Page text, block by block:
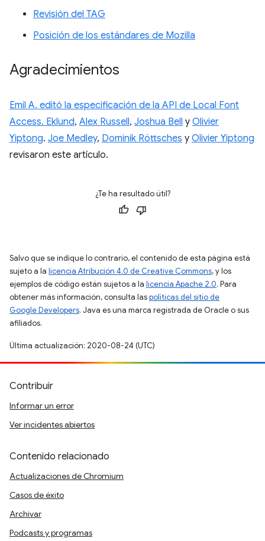
Revisión del TAG
Posición de los estándares de Mozilla
Agradecimientos
Emil A. editó la especificación de la API de Local Font
Access. Eklund, Alex Russell, Joshua Bell y Olivier
Yiptong. Joe Medley, Dominik Röttsches y Olivier Yiptong
revisaron este artículo.
¿Te ha resultado útil?
Salvo que se indique lo contrario, el contenido de esta página está
sujeto a la licencia Atribución 4.0 de Creative Commons, y los
ejemplos de código están sujetos a la licencia Apache 2.0. Para
obtener más información, consulta laspolíticas del sitio de
Google Developers. Java es una marca registrada de Oracle o sus
afiliados.
Última actualización: 2020-08-24 (UTC)
Contribuir
Informar un error
Ver incidentes abiertos
Contenido relacionado
Actualizaciones de Chromium
Casos de éxito
Archivar
Podcasts y programas